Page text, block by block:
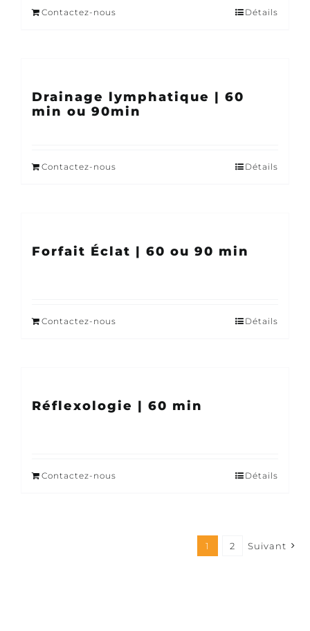
Contactez-nous Détails
Drainage lymphatique | 60
min ou 90min
Contactez-nous Détails
Forfait Éclat | 60 ou 90 min
Contactez-nous Détails
Réflexologie | 60 min
Contactez-nous Détails
1 2 Suivant